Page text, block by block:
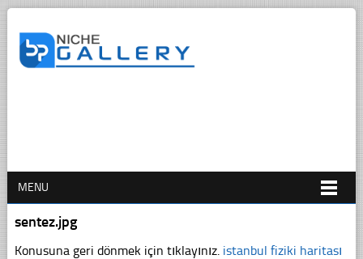
MENU
sentez.jpg
Konusuna geri dönmek için tıklayınız. istanbul fiziki haritası